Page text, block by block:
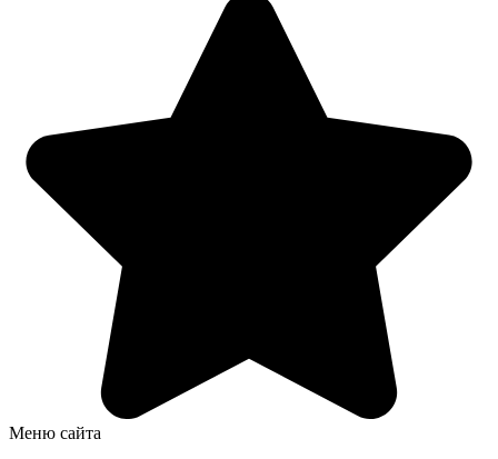
Меню сайта